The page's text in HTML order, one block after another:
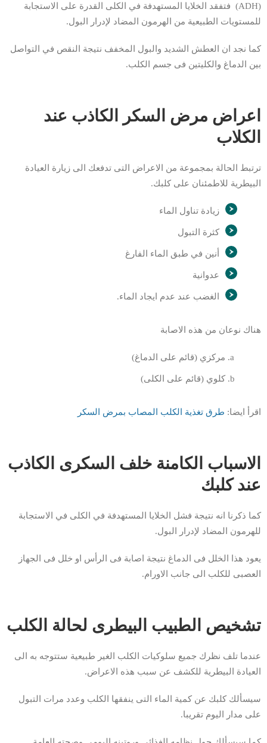
(ADH) فتفقد الخلايا المستهدفة في الكلى القدرة على الاستجابة
للمستويات الطبيعية من الهرمون المضاد لإدرار البول.
كما نجد ان العطش الشديد والبول المخفف نتيجة النقص في التواصل
بين الدماغ والكليتين فى جسم الكلب.
اعراض مرض السكر الكاذب عند
الكلاب
ترتبط الحالة بمجموعة من الاعراض التى تدفعك الى زيارة العيادة
البيطرية للاطمئنان على كلبك.
زيادة تناول الماء
كثرة التبول
أنين في طبق الماء الفارغ
عدوانية
الغضب عند عدم ايجاد الماء.
هناك نوعان من هذه الاصابة
مركزي (قائم على الدماغ)
كلوي (قائم على الكلى)
اقرأ ايضا: طرق تغذية الكلب المصاب بمرض السكر
الاسباب الكامنة خلف السكرى الكاذب
عند كلبك
كما ذكرنا انه نتيجة فشل الخلايا المستهدفة في الكلى في الاستجابة
للهرمون المضاد لإدرار البول.
يعود هذا الخلل فى الدماغ نتيجة اصابة فى الرأس او خلل فى الجهاز
العصبى للكلب الى جانب الاورام.
تشخيص الطبيب البيطرى لحالة الكلب
عندما تلف نظرك جميع سلوكيات الكلب الغير طبيعية ستتوجه به الى
العيادة البيطرية للكشف عن سبب هذه الاعراض.
سيسألك كلبك عن كمية الماء التى ينفقها الكلب وعدد مرات التبول
على مدار اليوم تقريبا.